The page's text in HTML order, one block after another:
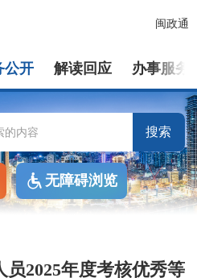
闽政通
公开 解读回应 办事服务
搜索
无障碍浏览
2025年度考核优秀等